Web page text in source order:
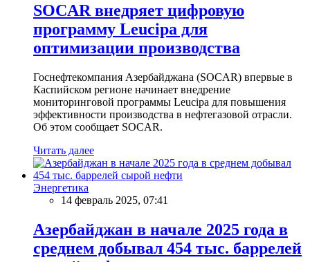
SOCAR внедряет цифровую
программу Leucipa для
оптимизации производства
Госнефтекомпания Азербайджана (SOCAR) впервые в
Каспийском регионе начинает внедрение
мониторинговой программы Leucipa для повышения
эффективности производства в нефтегазовой отрасли.
Об этом сообщает SOCAR.
Читать далее
Энергетика
14 февраль 2025, 07:41
Азербайджан в начале 2025 года в
среднем добывал 454 тыс. баррелей